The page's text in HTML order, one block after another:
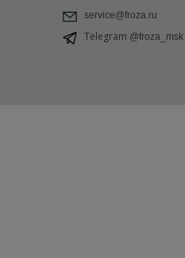
service@froza.ru
Telegram @froza_msk